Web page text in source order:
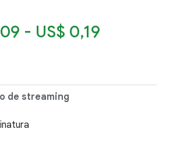
- US$ 0,19
de streaming